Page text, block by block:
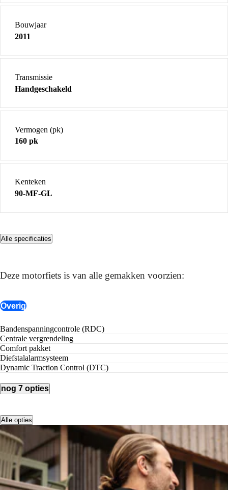
Bouwjaar
2011
Transmissie
Handgeschakeld
Vermogen (pk)
160 pk
Kenteken
90-MF-GL
Alle specificaties
Deze motorfiets is van alle gemakken voorzien:
Overig
Bandenspanningcontrole (RDC)
Centrale vergrendeling
Comfort pakket
Diefstalalarmsysteem
Dynamic Traction Control (DTC)
nog 7 opties
Alle opties